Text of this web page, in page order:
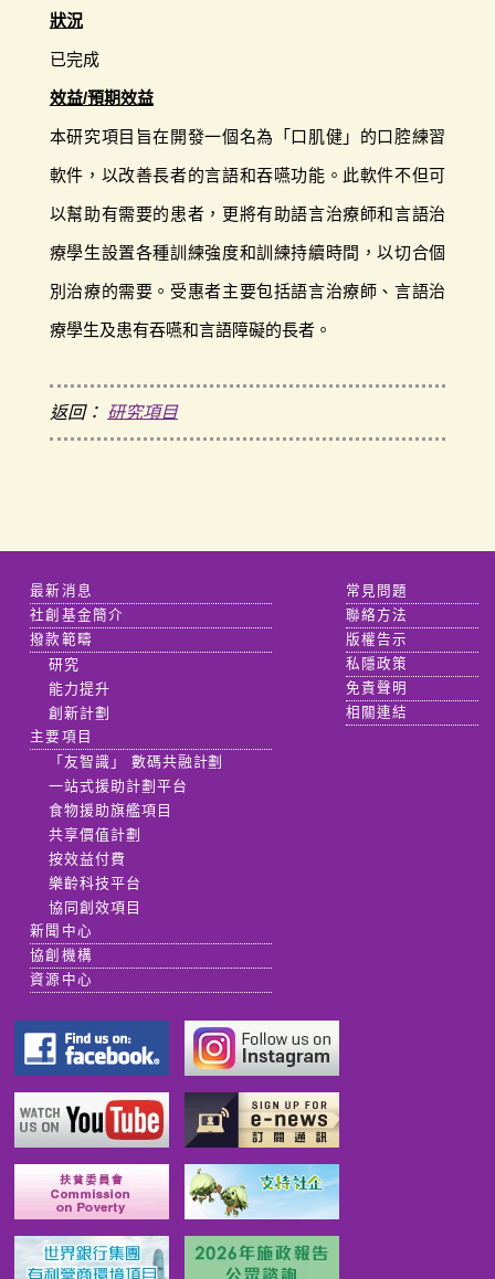
狀況
已完成
效益/預期效益
本研究項目旨在開發一個名為「口肌健」的口腔練習
軟件，以改善長者的言語和吞嚥功能。此軟件不但可
以幫助有需要的患者，更將有助語言治療師和言語治
療學生設置各種訓練強度和訓練持續時間，以切合個
別治療的需要。受惠者主要包括語言治療師、言語治
療學生及患有吞嚥和言語障礙的長者。
返回： 研究項目
最新消息
社創基金簡介
撥款範疇
研究
能力提升
創新計劃
主要項目
「友智識」 數碼共融計劃
一站式援助計劃平台
食物援助旗艦項目
共享價值計劃
按效益付費
樂齡科技平台
協同創效項目
新聞中心
協創機構
資源中心
常見問題
聯絡方法
版權告示
私隱政策
免責聲明
相關連結